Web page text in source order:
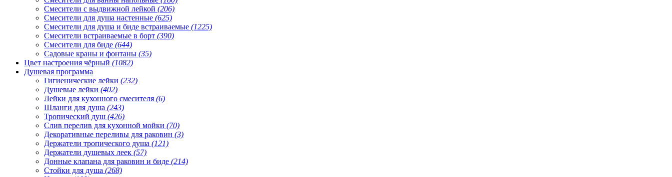
Смесители с выдвижной лейкой (206)
Смесители для душа настенные (625)
Смесители для душа и биде встраиваемые (1225)
Смесители встраиваемые в борт (390)
Смесители для биде (644)
Садовые краны и фонтаны (35)
Цвет настроения чёрный (1082)
Душевая программа
Гигиенические лейки (232)
Душевые лейки (402)
Лейки для кухонного смесителя (6)
Шланги для душа (243)
Тропический душ (426)
Слив перелив для кухонной мойки (70)
Декоративные переливы для раковин (3)
Держатели тропического душа (121)
Держатели душевых леек (57)
Донные клапана для раковин и биде (214)
Стойки для душа (268)